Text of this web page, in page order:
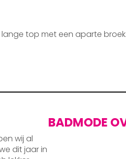
top met een aparte
wij al
dit jaar in
BADMODE